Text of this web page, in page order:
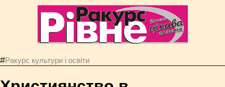
#Ракурс культури і освіти